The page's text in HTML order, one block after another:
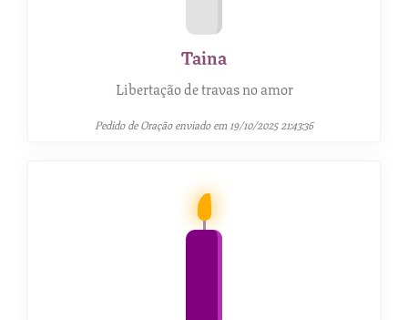
Taina
Libertação de travas no amor
Pedido de Oração enviado em 19/10/2025 21:43:36